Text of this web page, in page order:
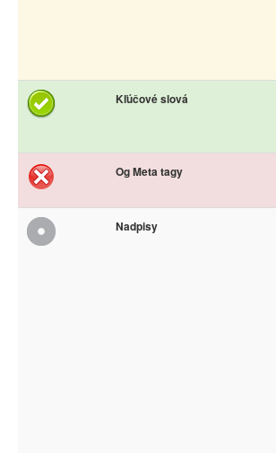
Kľúčové slová
Og Meta tagy
Nadpisy